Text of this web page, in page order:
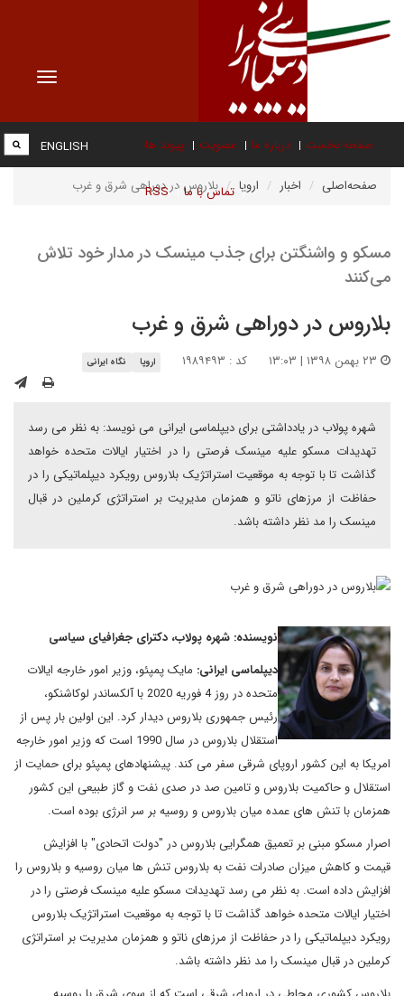
Toggle
صفحه نخست درباره ما عضویت پیوند ها
تماس با ما RSS
ENGLISH
صفحه‌اصلی اخبار اروپا بلاروس در دوراهی شرق و غرب
مسکو و واشنگتن برای جذب مینسک در مدار خود تلاش
می‌کنند
بلاروس در دوراهی شرق و غرب
کد : ۱۹۸۹۴۹۳ اروپا نگاه ایرانی
شهره پولاب در یادداشتی برای دیپلماسی ایرانی می نویسد: به نظر می رسد
تهدیدات مسکو علیه مینسک فرصتی را در اختیار ایالات متحده خواهد
گذاشت تا با توجه به موقعیت استراتژیک بلاروس رویکرد دیپلماتیکی را در
حفاظت از مرزهای ناتو و همزمان مدیریت بر استراتژی کرملین در قبال
مینسک را مد نظر داشته باشد.
نویسنده: شهره پولاب، دکترای جغرافیای سیاسی
دیپلماسی ایرانی: مایک پمپئو، وزیر امور خارجه ایالات
متحده در روز 4 فوریه 2020 با آلکساندر لوکاشنکو،
رئیس جمهوری بلاروس دیدار کرد. این اولین بار پس از
استقلال بلاروس در سال 1990 است که وزیر امور خارجه
امریکا به این کشور اروپای شرقی سفر می کند. پیشنهادهای پمپئو برای حمایت از
استقلال و حاکمیت بلاروس و تامین صد در صدی نفت و گاز طبیعی این کشور
همزمان با تنش های عمده میان بلاروس و روسیه بر سر انرژی بوده است.
اصرار مسکو مبنی بر تعمیق همگرایی بلاروس در "دولت اتحادی" با افزایش
قیمت و کاهش میزان صادرات نفت به بلاروس تنش ها میان روسیه و بلاروس را
افزایش داده است. به نظر می رسد تهدیدات مسکو علیه مینسک فرصتی را در
اختیار ایالات متحده خواهد گذاشت تا با توجه به موقعیت استراتژیک بلاروس
رویکرد دیپلماتیکی را در حفاظت از مرزهای ناتو و همزمان مدیریت بر استراتژی
کرملین در قبال مینسک را مد نظر داشته باشد.